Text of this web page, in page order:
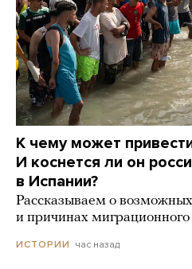
К чему может
И коснется ли он
в Испании?
Рассказываем о
и причинах
ИСТОРИИ час назад